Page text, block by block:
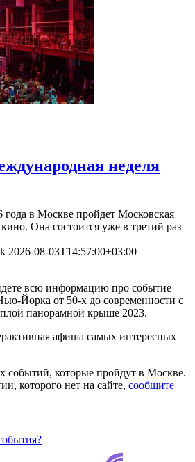
неделя
года в Москве пройдет Московская
Она состоится уже в третий раз
2026-08-03T14:57:00+03:00
всю информацию про событие
Йорка от 50-х до современности с
панорамной крыше 2023.
афиша самых интересных
событий, которые пройдут в Москве.
которого нет на сайте, сообщите